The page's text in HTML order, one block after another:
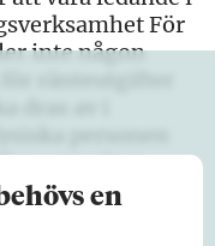
För
inte någon
ränteutgifter
dras av i
personen
som visar
en